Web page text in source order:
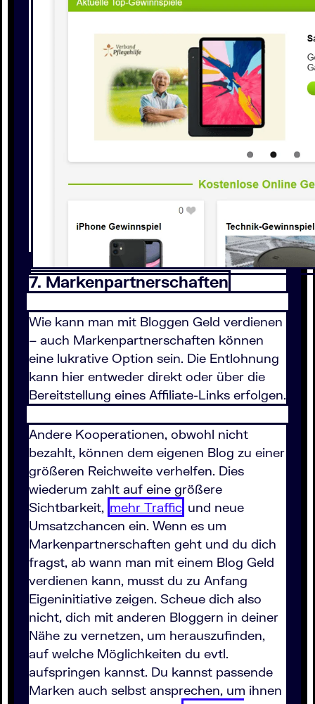
7. Markenpartnerschaften
Wie kann man mit Bloggen Geld verdienen
– auch Markenpartnerschaften können
eine lukrative Option sein. Die Entlohnung
kann hier entweder direkt oder über die
Bereitstellung eines Affiliate-Links erfolgen.
Andere Kooperationen, obwohl nicht
bezahlt, können dem eigenen Blog zu einer
größeren Reichweite verhelfen. Dies
wiederum zahlt auf eine größere
Sichtbarkeit, mehr Traffic und neue
Umsatzchancen ein. Wenn es um
Markenpartnerschaften geht und du dich
fragst, ab wann man mit einem Blog Geld
verdienen kann, musst du zu Anfang
Eigeninitiative zeigen. Scheue dich also
nicht, dich mit anderen Bloggern in deiner
Nähe zu vernetzen, um herauszufinden,
auf welche Möglichkeiten du evtl.
aufspringen kannst. Du kannst passende
Marken auch selbst ansprechen, um ihnen